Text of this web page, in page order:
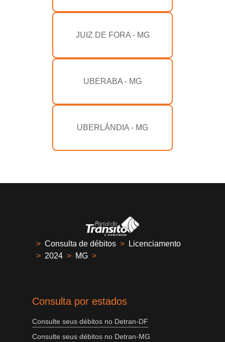
JUIZ DE FORA - MG
UBERABA - MG
UBERLÂNDIA - MG
> Consulta de débitos >
Licenciamento
> 2024 > MG >
Consulta por estados
Consulte seus débitos no Detran-DF
Consulte seus débitos no Detran-MG